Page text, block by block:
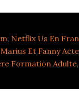
, Netflix Us En
Marius Et Fanny
Formation Adulte